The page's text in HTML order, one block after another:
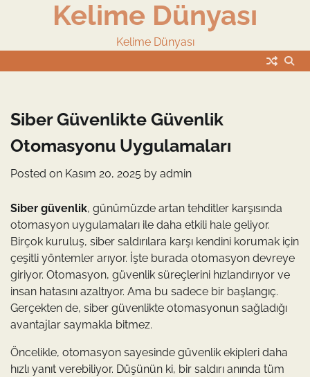
Kelime Dünyası
Kelime Dünyası
Siber Güvenlikte Güvenlik
Otomasyonu Uygulamaları
Posted on Kasım 20, 2025 by admin
Siber güvenlik, günümüzde artan tehditler karşısında
otomasyon uygulamaları ile daha etkili hale geliyor.
Birçok kuruluş, siber saldırılara karşı kendini korumak için
çeşitli yöntemler arıyor. İşte burada otomasyon devreye
giriyor. Otomasyon, güvenlik süreçlerini hızlandırıyor ve
insan hatasını azaltıyor. Ama bu sadece bir başlangıç.
Gerçekten de, siber güvenlikte otomasyonun sağladığı
avantajlar saymakla bitmez.
Öncelikle, otomasyon sayesinde güvenlik ekipleri daha
hızlı yanıt verebiliyor. Düşünün ki, bir saldırı anında tüm